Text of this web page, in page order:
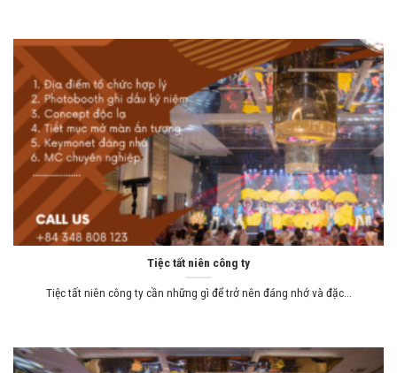
Tiệc tất niên công ty
Tiệc tất niên công ty cần những gì để trở nên đáng nhớ và đặc...